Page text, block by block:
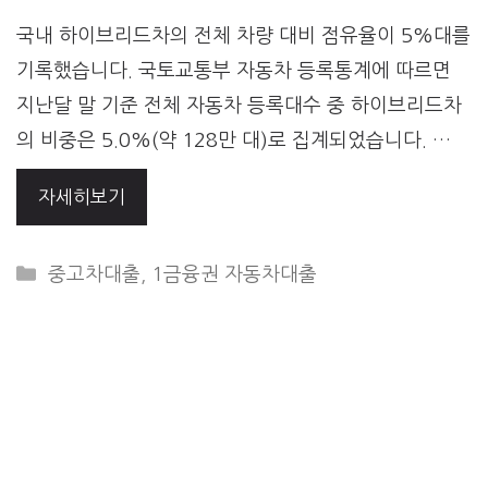
국내 하이브리드차의 전체 차량 대비 점유율이 5%대를
기록했습니다. 국토교통부 자동차 등록통계에 따르면
지난달 말 기준 전체 자동차 등록대수 중 하이브리드차
의 비중은 5.0%(약 128만 대)로 집계되었습니다. …
자세히보기
CATEGORIES
중고차대출 1금융권 자동차대출